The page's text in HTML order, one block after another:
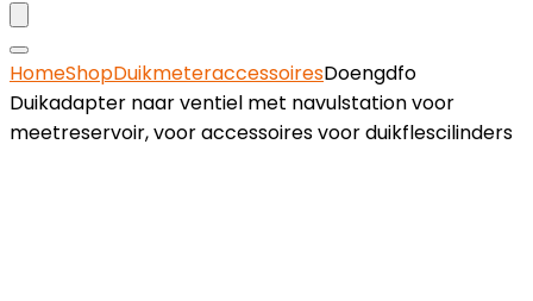
HomeShopDuikmeteraccessoiresDoengdfo
Duikadapter naar ventiel met navulstation voor
meetreservoir, voor accessoires voor duikflescilinders